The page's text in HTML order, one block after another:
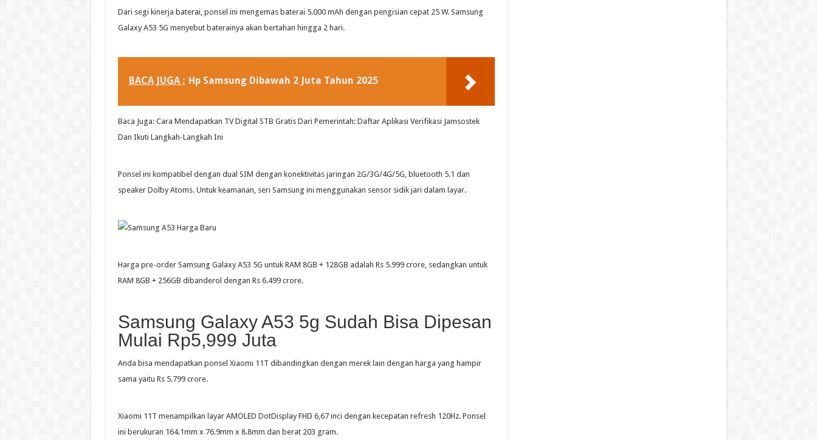
Dari segi kinerja baterai, ponsel ini mengemas baterai 5.000 mAh dengan pengisian cepat 25 W. Samsung
Galaxy A53 5G menyebut baterainya akan bertahan hingga 2 hari.
BACA JUGA : Hp Samsung Dibawah 2 Juta Tahun 2025
Baca Juga: Cara Mendapatkan TV Digital STB Gratis Dari Pemerintah: Daftar Aplikasi Verifikasi Jamsostek
Dan Ikuti Langkah-Langkah Ini
Ponsel ini kompatibel dengan dual SIM dengan konektivitas jaringan 2G/3G/4G/5G, bluetooth 5.1 dan
speaker Dolby Atoms. Untuk keamanan, seri Samsung ini menggunakan sensor sidik jari dalam layar.
Harga pre-order Samsung Galaxy A53 5G untuk RAM 8GB + 128GB adalah Rs 5.999 crore, sedangkan untuk
RAM 8GB + 256GB dibanderol dengan Rs 6.499 crore.
Samsung Galaxy A53 5g Sudah Bisa Dipesan
Mulai Rp5,999 Juta
Anda bisa mendapatkan ponsel Xiaomi 11T dibandingkan dengan merek lain dengan harga yang hampir
sama yaitu Rs 5.799 crore.
Xiaomi 11T menampilkan layar AMOLED DotDisplay FHD 6,67 inci dengan kecepatan refresh 120Hz. Ponsel
ini berukuran 164.1mm x 76.9mm x 8.8mm dan berat 203 gram.